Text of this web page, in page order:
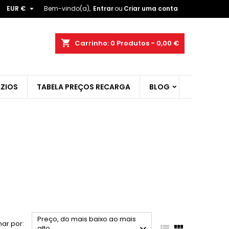
Bem-vindo(a), Entrarou Criar uma conta
EUR € 
shopping_cart Carrinho: 0 Produtos - 0,00 €
TABELA PREÇOS RECARGA BLOG
por:
Preço, do mais baixo ao mais